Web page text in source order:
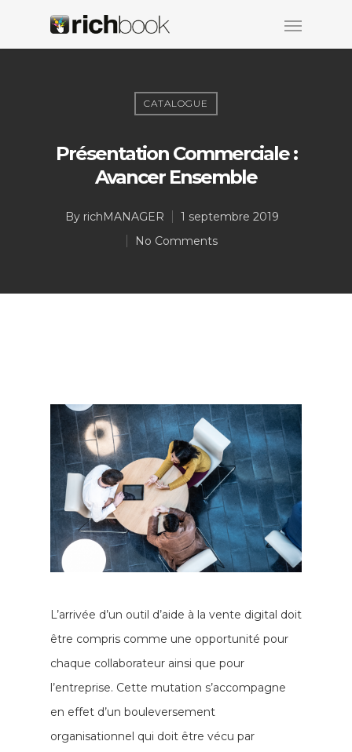
CATALOGUE
Présentation Commerciale :
Avancer Ensemble
By richMANAGER
1 septembre 2019
No Comments
L’arrivée d’un outil d’aide à la vente digital doit
être compris comme une opportunité pour
chaque collaborateur ainsi que pour
l’entreprise. Cette mutation s’accompagne
en effet d’un bouleversement
organisationnel qui doit être vécu par